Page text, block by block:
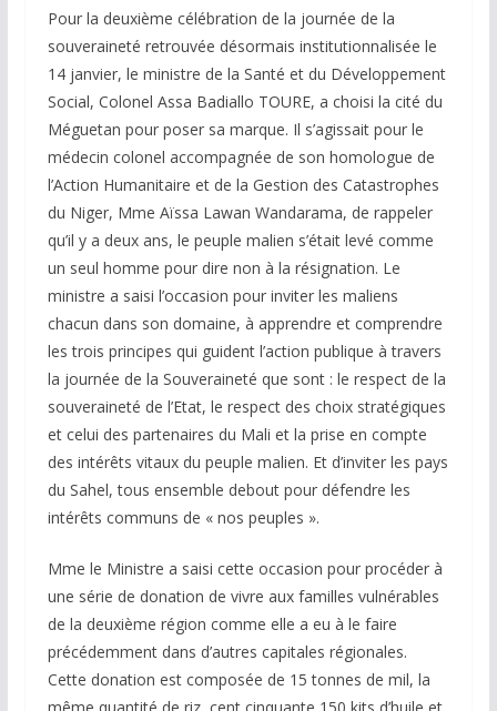
Pour la deuxième célébration de la journée de la
souveraineté retrouvée désormais institutionnalisée le
14 janvier, le ministre de la Santé et du Développement
Social, Colonel Assa Badiallo TOURE, a choisi la cité du
Méguetan pour poser sa marque. Il s’agissait pour le
médecin colonel accompagnée de son homologue de
l’Action Humanitaire et de la Gestion des Catastrophes
du Niger, Mme Aïssa Lawan Wandarama, de rappeler
qu’il y a deux ans, le peuple malien s’était levé comme
un seul homme pour dire non à la résignation. Le
ministre a saisi l’occasion pour inviter les maliens
chacun dans son domaine, à apprendre et comprendre
les trois principes qui guident l’action publique à travers
la journée de la Souveraineté que sont : le respect de la
souveraineté de l’Etat, le respect des choix stratégiques
et celui des partenaires du Mali et la prise en compte
des intérêts vitaux du peuple malien. Et d’inviter les pays
du Sahel, tous ensemble debout pour défendre les
intérêts communs de « nos peuples ».
Mme le Ministre a saisi cette occasion pour procéder à
une série de donation de vivre aux familles vulnérables
de la deuxième région comme elle a eu à le faire
précédemment dans d’autres capitales régionales.
Cette donation est composée de 15 tonnes de mil, la